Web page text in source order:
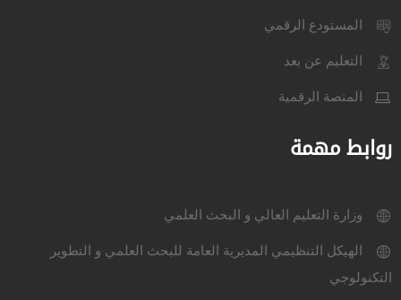
المستودع الرقمي
التعليم عن بعد
المنصة الرقمية
روابط مهمة
وزارة التعليم العالي و البحث العلمي
الهيكل التنظيمي المديرية العامة للبحث العلمي و التطوير
التكنولوجي